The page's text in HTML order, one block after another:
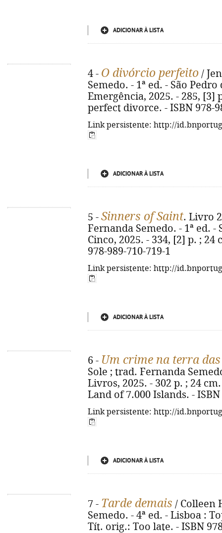
ADICIONAR À LISTA
4 - O divórcio perfeito /
Semedo. - 1ª ed. - São
Emergência, 2025. - 285, [3]
perfect divorce. - ISBN 978-
Link persistente: http://
ADICIONAR À LISTA
5 - Sinners of Saint. Livro
Fernanda Semedo. - 1ª ed. -
Cinco, 2025. - 334, [2] p. ;
978-989-710-719-1
Link persistente: http://
ADICIONAR À LISTA
6 - Um crime na terra
Sole ; trad. Fernanda
Livros, 2025. - 302 p. ; 24
Land of 7.000 Islands. - ISBN
Link persistente: http://
ADICIONAR À LISTA
7 - Tarde demais / Colleen
Semedo. - 4ª ed. - Lisboa :
Tít. orig.: Too late. - ISBN